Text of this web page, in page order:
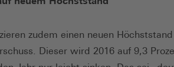
zudem einen neuen
Dieser wird 2016 auf 9,3